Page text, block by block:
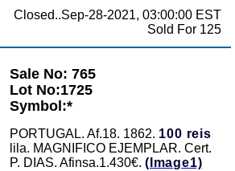
Closed..Sep-28-2021, 03:00:00 EST
Sold For 125
Sale No: 765
Lot No:1725
Symbol:*
PORTUGAL. Af.18. 1862. 100 reis
lila. MAGNIFICO EJEMPLAR. Cert.
P. DIAS. Afinsa.1.430€. (Image1)